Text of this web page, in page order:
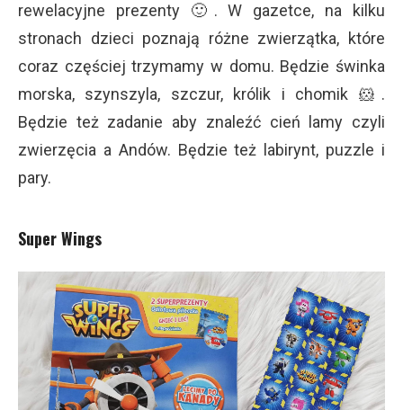
rewelacyjne prezenty 🙂. W gazetce, na kilku
stronach dzieci poznają różne zwierzątka, które
coraz częściej trzymamy w domu. Będzie świnka
morska, szynszyla, szczur, królik i chomik 🐹.
Będzie też zadanie aby znaleźć cień lamy czyli
zwierzęcia a Andów. Będzie też labirynt, puzzle i
pary.
Super Wings